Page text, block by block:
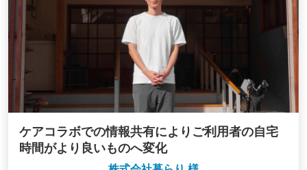
ケアコラボでの情報共有によりご利用者の自宅
時間がより良いものへ変化